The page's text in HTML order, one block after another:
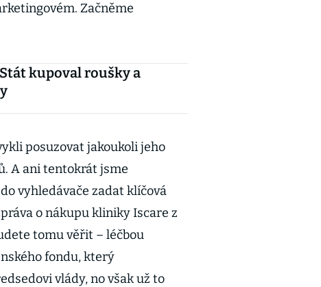
Začněme
kupoval roušky a
posuzovat jakoukoli jeho
A ani tentokrát jsme
vyhledávače zadat klíčová
o nákupu kliniky Iscare z
tomu věřit – léčbou
fondu, který
vlády, no však už to